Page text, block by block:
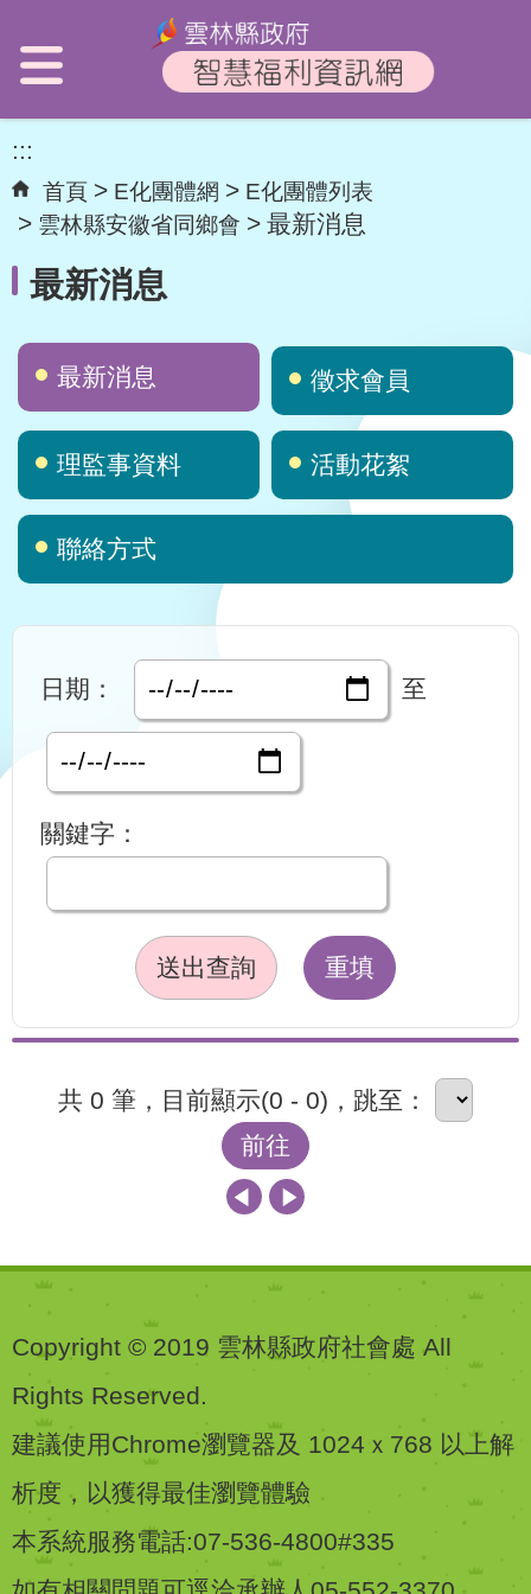
:::
首頁 E化團體網
E化團體列表
雲林縣安徽省同鄉會
最新消息
最新消息
最新消息 徵求會員
理監事資料 活動花絮
聯絡方式
日期： 至
關鍵字：
送出查詢 重填
共 0 筆，目前顯示(0 - 0)，跳至：
前往
Copyright © 2019 雲林縣政府社會處 All
Rights Reserved.
建議使用Chrome瀏覽器及 1024ｘ768 以上解
析度，以獲得最佳瀏覽體驗
本系統服務電話:07-536-4800#335